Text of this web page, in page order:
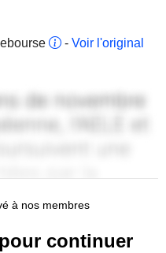
- Voir l'original
à nos membres
continuer